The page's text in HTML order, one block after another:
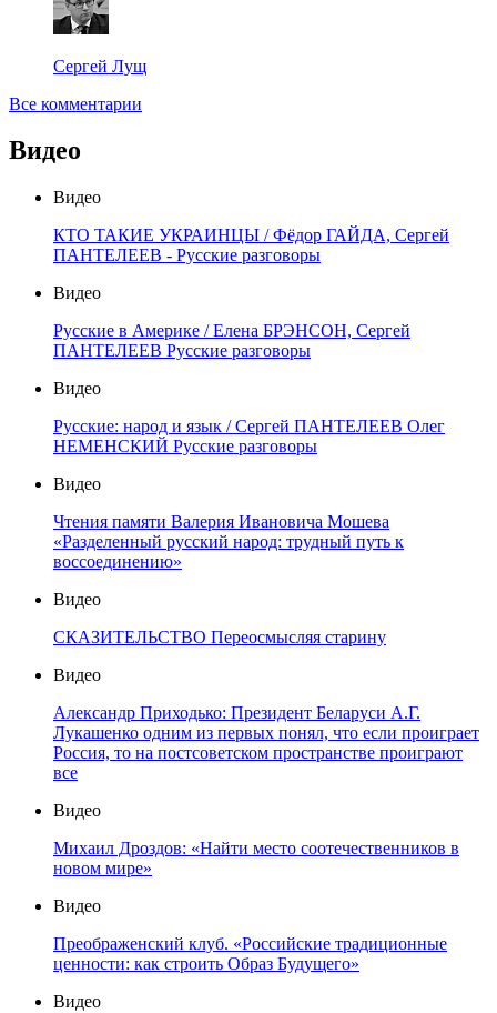
Сергей Лущ
Все комментарии
Видео
Видео
КТО ТАКИЕ УКРАИНЦЫ / Фёдор ГАЙДА, Сергей
ПАНТЕЛЕЕВ - Русские разговоры
Видео
Русские в Америке / Елена БРЭНСОН, Сергей
ПАНТЕЛЕЕВ Русские разговоры
Видео
Русские: народ и язык / Сергей ПАНТЕЛЕЕВ Олег
НЕМЕНСКИЙ Русские разговоры
Видео
Чтения памяти Валерия Ивановича Мошева
«Разделенный русский народ: трудный путь к
воссоединению»
Видео
СКАЗИТЕЛЬСТВО Переосмысляя старину
Видео
Александр Приходько: Президент Беларуси А.Г.
Лукашенко одним из первых понял, что если проиграет
Россия, то на постсоветском пространстве проиграют
все
Видео
Михаил Дроздов: «Найти место соотечественников в
новом мире»
Видео
Преображенский клуб. «Российские традиционные
ценности: как строить Образ Будущего»
Видео